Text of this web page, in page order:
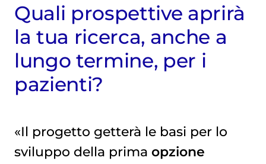
Quali prospettive aprirà
la tua ricerca, anche a
lungo termine, per i
pazienti?
«Il progetto getterà le basi per lo
sviluppo della prima opzione